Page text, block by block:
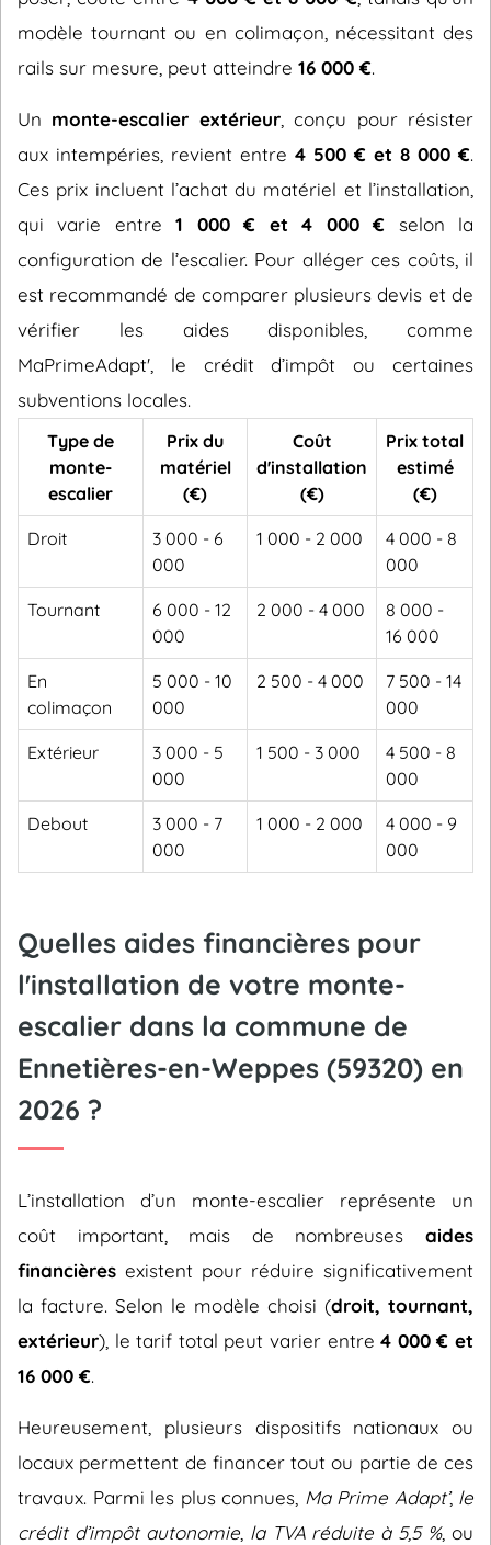
modèle tournant ou en colimaçon, nécessitant des
rails sur mesure, peut atteindre 16 000 €.
Un monte-escalier extérieur, conçu pour résister
aux intempéries, revient entre 4 500 € et 8 000 €.
Ces prix incluent l’achat du matériel et l’installation,
qui varie entre1 000 € et 4 000 € selon la
configuration de l’escalier. Pour alléger ces coûts, il
est recommandé de comparer plusieurs devis et de
vérifier les aides disponibles, comme
MaPrimeAdapt', le crédit d’impôt ou certaines
subventions locales.
Type de
monte-
escalier
Prix du
matériel
(€)
Coût
d'installation
(€)
Prix total
estimé
(€)
Droit
3 000 - 6
000
1 000 - 2 000
4 000 - 8
000
Tournant
6 000 - 12
000
2 000 - 4 000
8 000 -
16 000
En
colimaçon
5 000 - 10
000
2 500 - 4 000
7 500 - 14
000
Extérieur
3 000 - 5
000
1 500 - 3 000
4 500 - 8
000
Debout
3 000 - 7
000
1 000 - 2 000
4 000 - 9
000
Quelles aides financières pour
l'installation de votre monte-
escalier dans la commune de
Ennetières-en-Weppes (59320) en
2026 ?
L’installation d’un monte-escalier représente un
coût important, mais de nombreuses aides
financières existent pour réduire significativement
la facture. Selon le modèle choisi (droit, tournant,
extérieur), le tarif total peut varier entre4 000 € et
16 000 €.
Heureusement, plusieurs dispositifs nationaux ou
locaux permettent de financer tout ou partie de ces
travaux. Parmi les plus connues, Ma Prime Adapt’, le
crédit d’impôt autonomie, la TVA réduite à 5,5 %, ou